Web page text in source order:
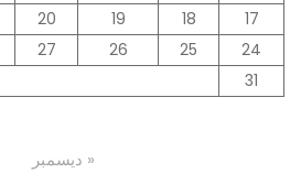
17
18
19
20
24
25
26
27
31
« ديسمبر